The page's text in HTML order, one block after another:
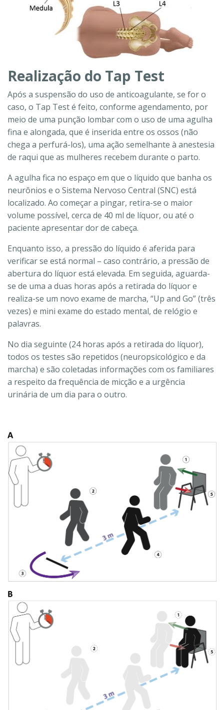
Realização do Tap Test
Após a suspensão do uso de anticoagulante, se for o
caso, o Tap Test é feito, conforme agendamento, por
meio de uma punção lombar com o uso de uma agulha
fina e alongada, que é inserida entre os ossos (não
chega a perfurá-los), uma ação semelhante à anestesia
de raqui que as mulheres recebem durante o parto.
A agulha fica no espaço em que o líquido que banha os
neurônios e o Sistema Nervoso Central (SNC) está
localizado. Ao começar a pingar, retira-se o maior
volume possível, cerca de 40 ml de líquor, ou até o
paciente apresentar dor de cabeça.
Enquanto isso, a pressão do líquido é aferida para
verificar se está normal – caso contrário, a pressão de
abertura do líquor está elevada. Em seguida, aguarda-
se de uma a duas horas após a retirada do líquor e
realiza-se um novo exame de marcha, “Up and Go” (três
vezes) e mini exame do estado mental, de relógio e
palavras.
No dia seguinte (24 horas após a retirada do líquor),
todos os testes são repetidos (neuropsicológico e da
marcha) e são coletadas informações com os familiares
a respeito da frequência de micção e a urgência
urinária de um dia para o outro.